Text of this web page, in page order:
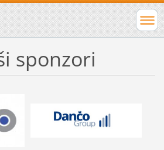
sponzori